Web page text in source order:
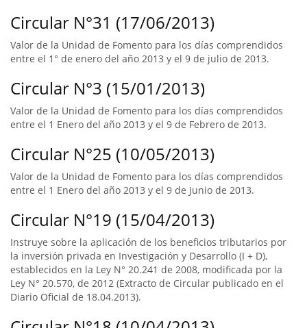
Circular N°31 (17/06/2013)
Valor de la Unidad de Fomento para los días comprendidos
entre el 1° de enero del año 2013 y el 9 de julio de 2013.
Circular N°3 (15/01/2013)
Valor de la Unidad de Fomento para los días comprendidos
entre el 1 Enero del año 2013 y el 9 de Febrero de 2013.
Circular N°25 (10/05/2013)
Valor de la Unidad de Fomento para los días comprendidos
entre el 1 Enero del año 2013 y el 9 de Junio de 2013.
Circular N°19 (15/04/2013)
Instruye sobre la aplicación de los beneficios tributarios por
la inversión privada en Investigación y Desarrollo (I + D),
establecidos en la Ley N° 20.241 de 2008, modificada por la
Ley N° 20.570, de 2012 (Extracto de Circular publicado en el
Diario Oficial de 18.04.2013).